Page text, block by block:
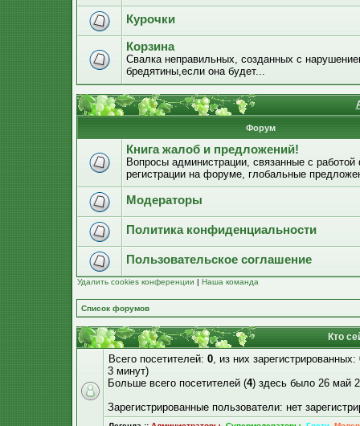
Курочки
Корзина
Свалка неправильных, созданных с
бредятины,если она будет...
Форум
Книга жалоб и предложений!
Вопросы администрации, связанные с
регистрации на форуме, глобальные
Модераторы
Политика конфиденциальности
Пользовательское соглашение
Удалить cookies конференции | Наша команда
Список форумов
Кто
Всего посетителей: 0, из них
3 минут)
Больше всего посетителей (4) здесь было 26 май
Зарегистрированные пользователи: нет